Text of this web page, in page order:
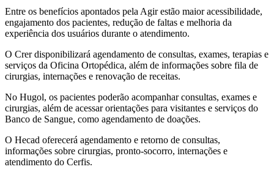
Entre os benefícios apontados pela Agir estão maior acessibilidade,
engajamento dos pacientes, redução de faltas e melhoria da
experiência dos usuários durante o atendimento.
O Crer disponibilizará agendamento de consultas, exames, terapias e
serviços da Oficina Ortopédica, além de informações sobre fila de
cirurgias, internações e renovação de receitas.
No Hugol, os pacientes poderão acompanhar consultas, exames e
cirurgias, além de acessar orientações para visitantes e serviços do
Banco de Sangue, como agendamento de doações.
O Hecad oferecerá agendamento e retorno de consultas,
informações sobre cirurgias, pronto-socorro, internações e
atendimento do Cerfis.